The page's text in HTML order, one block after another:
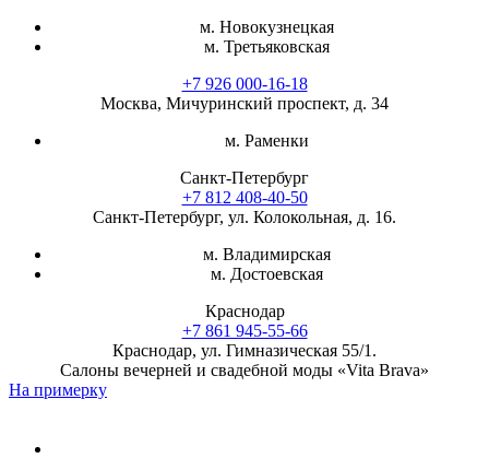
м. Новокузнецкая
м. Третьяковская
+7 926 000-16-18
Москва, Мичуринский проспект, д. 34
м. Раменки
Санкт-Петербург
+7 812 408-40-50
Санкт-Петербург, ул. Колокольная, д. 16.
м. Владимирская
м. Достоевская
Краснодар
+7 861 945-55-66
Краснодар, ул. Гимназическая 55/1.
Салоны вечерней и свадебной моды «Vita Brava»
На примерку